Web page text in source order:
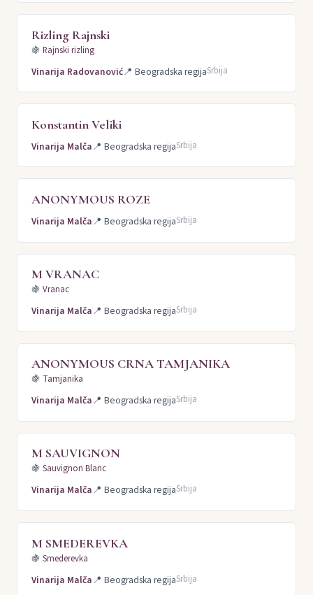
Rizling Rajnski
🍇 Rajnski rizling
Vinarija Radovanović📍 Beogradska regijaSrbija
Konstantin Veliki
Vinarija Malča📍 Beogradska regijaSrbija
ANONYMOUS ROZE
Vinarija Malča📍 Beogradska regijaSrbija
M VRANAC
🍇 Vranac
Vinarija Malča📍 Beogradska regijaSrbija
ANONYMOUS CRNA TAMJANIKA
🍇 Tamjanika
Vinarija Malča📍 Beogradska regijaSrbija
M SAUVIGNON
🍇 Sauvignon Blanc
Vinarija Malča📍 Beogradska regijaSrbija
M SMEDEREVKA
🍇 Smederevka
Vinarija Malča📍 Beogradska regijaSrbija